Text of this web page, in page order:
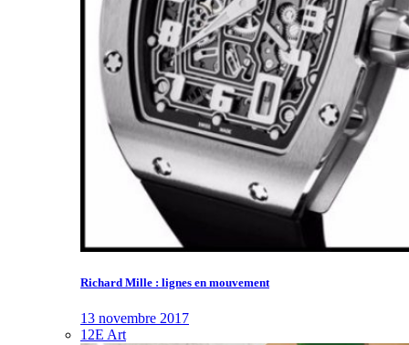
Richard Mille : lignes en mouvement
13 novembre 2017
12E Art